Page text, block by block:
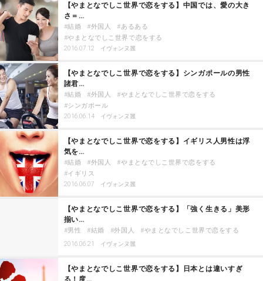
【やまとなでしこ世界で恋をする】中国では、愛の大き
さ＝…
結婚 外国人
あるある
やまとなでしこ世界で恋をする
2016.07.12 イヴォンヌ麗
【やまとなでしこ世界で恋をする】シンガポールの男性
諸君…
結婚 外国人
やまとなでしこ世界で恋をする
シンガポール
2016.06.14 イヴォンヌ麗
【やまとなでしこ世界で恋をする】イギリス人男性は浮
気を…
結婚 外国人
やまとなでしこ世界で恋をする
イギリス
2016.06.07 イヴォンヌ麗
【やまとなでしこ世界で恋をする】「強く生きる」美形
揃い…
男性 結婚 外国人 やまとなでしこ世界で恋をする
2016.06.21 イヴォンヌ麗
【やまとなでしこ世界で恋をする】日本とは違いすぎ
る！度…